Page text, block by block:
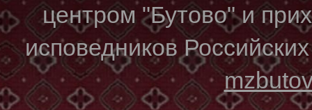
центром "Бутово" и
исповедников